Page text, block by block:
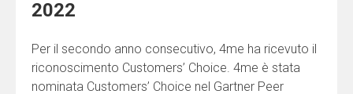
2022
Per il secondo anno consecutivo, 4me ha ricevuto il
riconoscimento Customers’ Choice. 4me è stata
nominata Customers’ Choice nel Gartner Peer